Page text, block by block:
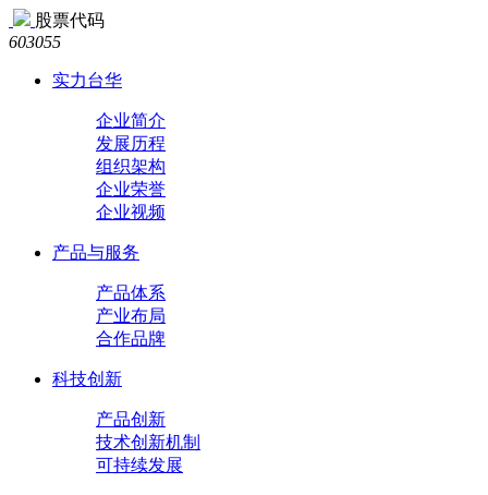
股票代码
603055
实力台华
企业简介
发展历程
组织架构
企业荣誉
企业视频
产品与服务
产品体系
产业布局
合作品牌
科技创新
产品创新
技术创新机制
可持续发展